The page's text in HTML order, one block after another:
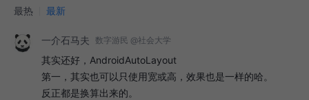
最热 最新
一介石马夫 数字游民 @社会大学
其实还好，AndroidAutoLayout
第一，其实也可以只使用宽或高，效果也是一样的哈。
反正都是换算出来的。